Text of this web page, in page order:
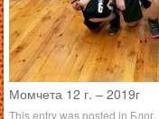
Момчета 12 г. – 2019г
This entry was posted in Блог